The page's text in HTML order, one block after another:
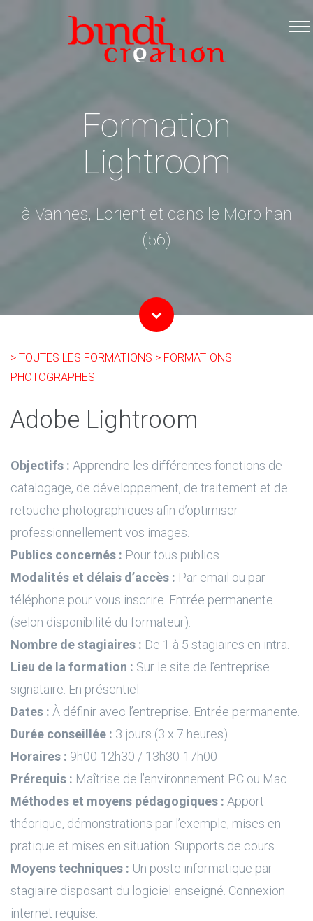
Accueil
Les formations
Logiciels Libres
Infos pratiques
Contact
Formation
Lightroom
à Vannes, Lorient et dans le Morbihan
(56)
> TOUTES LES FORMATIONS > FORMATIONS
PHOTOGRAPHES
Adobe Lightroom
Objectifs : Apprendre les différentes fonctions de
catalogage, de développement, de traitement et de
retouche photographiques afin d’optimiser
professionnellement vos images.
Publics concernés : Pour tous publics.
Modalités et délais d’accès : Par email ou par
téléphone pour vous inscrire. Entrée permanente
(selon disponibilité du formateur).
Nombre de stagiaires : De 1 à 5 stagiaires en intra.
Lieu de la formation : Sur le site de l’entreprise
signataire. En présentiel.
Dates : À définir avec l’entreprise. Entrée permanente.
Durée conseillée : 3 jours (3 x 7 heures)
Horaires : 9h00-12h30 / 13h30-17h00
Prérequis : Maîtrise de l’environnement PC ou Mac.
Méthodes et moyens pédagogiques : Apport
théorique, démonstrations par l’exemple, mises en
pratique et mises en situation. Supports de cours.
Moyens techniques : Un poste informatique par
stagiaire disposant du logiciel enseigné. Connexion
internet requise.